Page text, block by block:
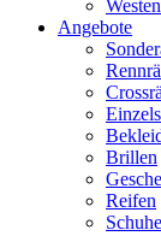
Angebote
Brillen
Reifen
Schuhe